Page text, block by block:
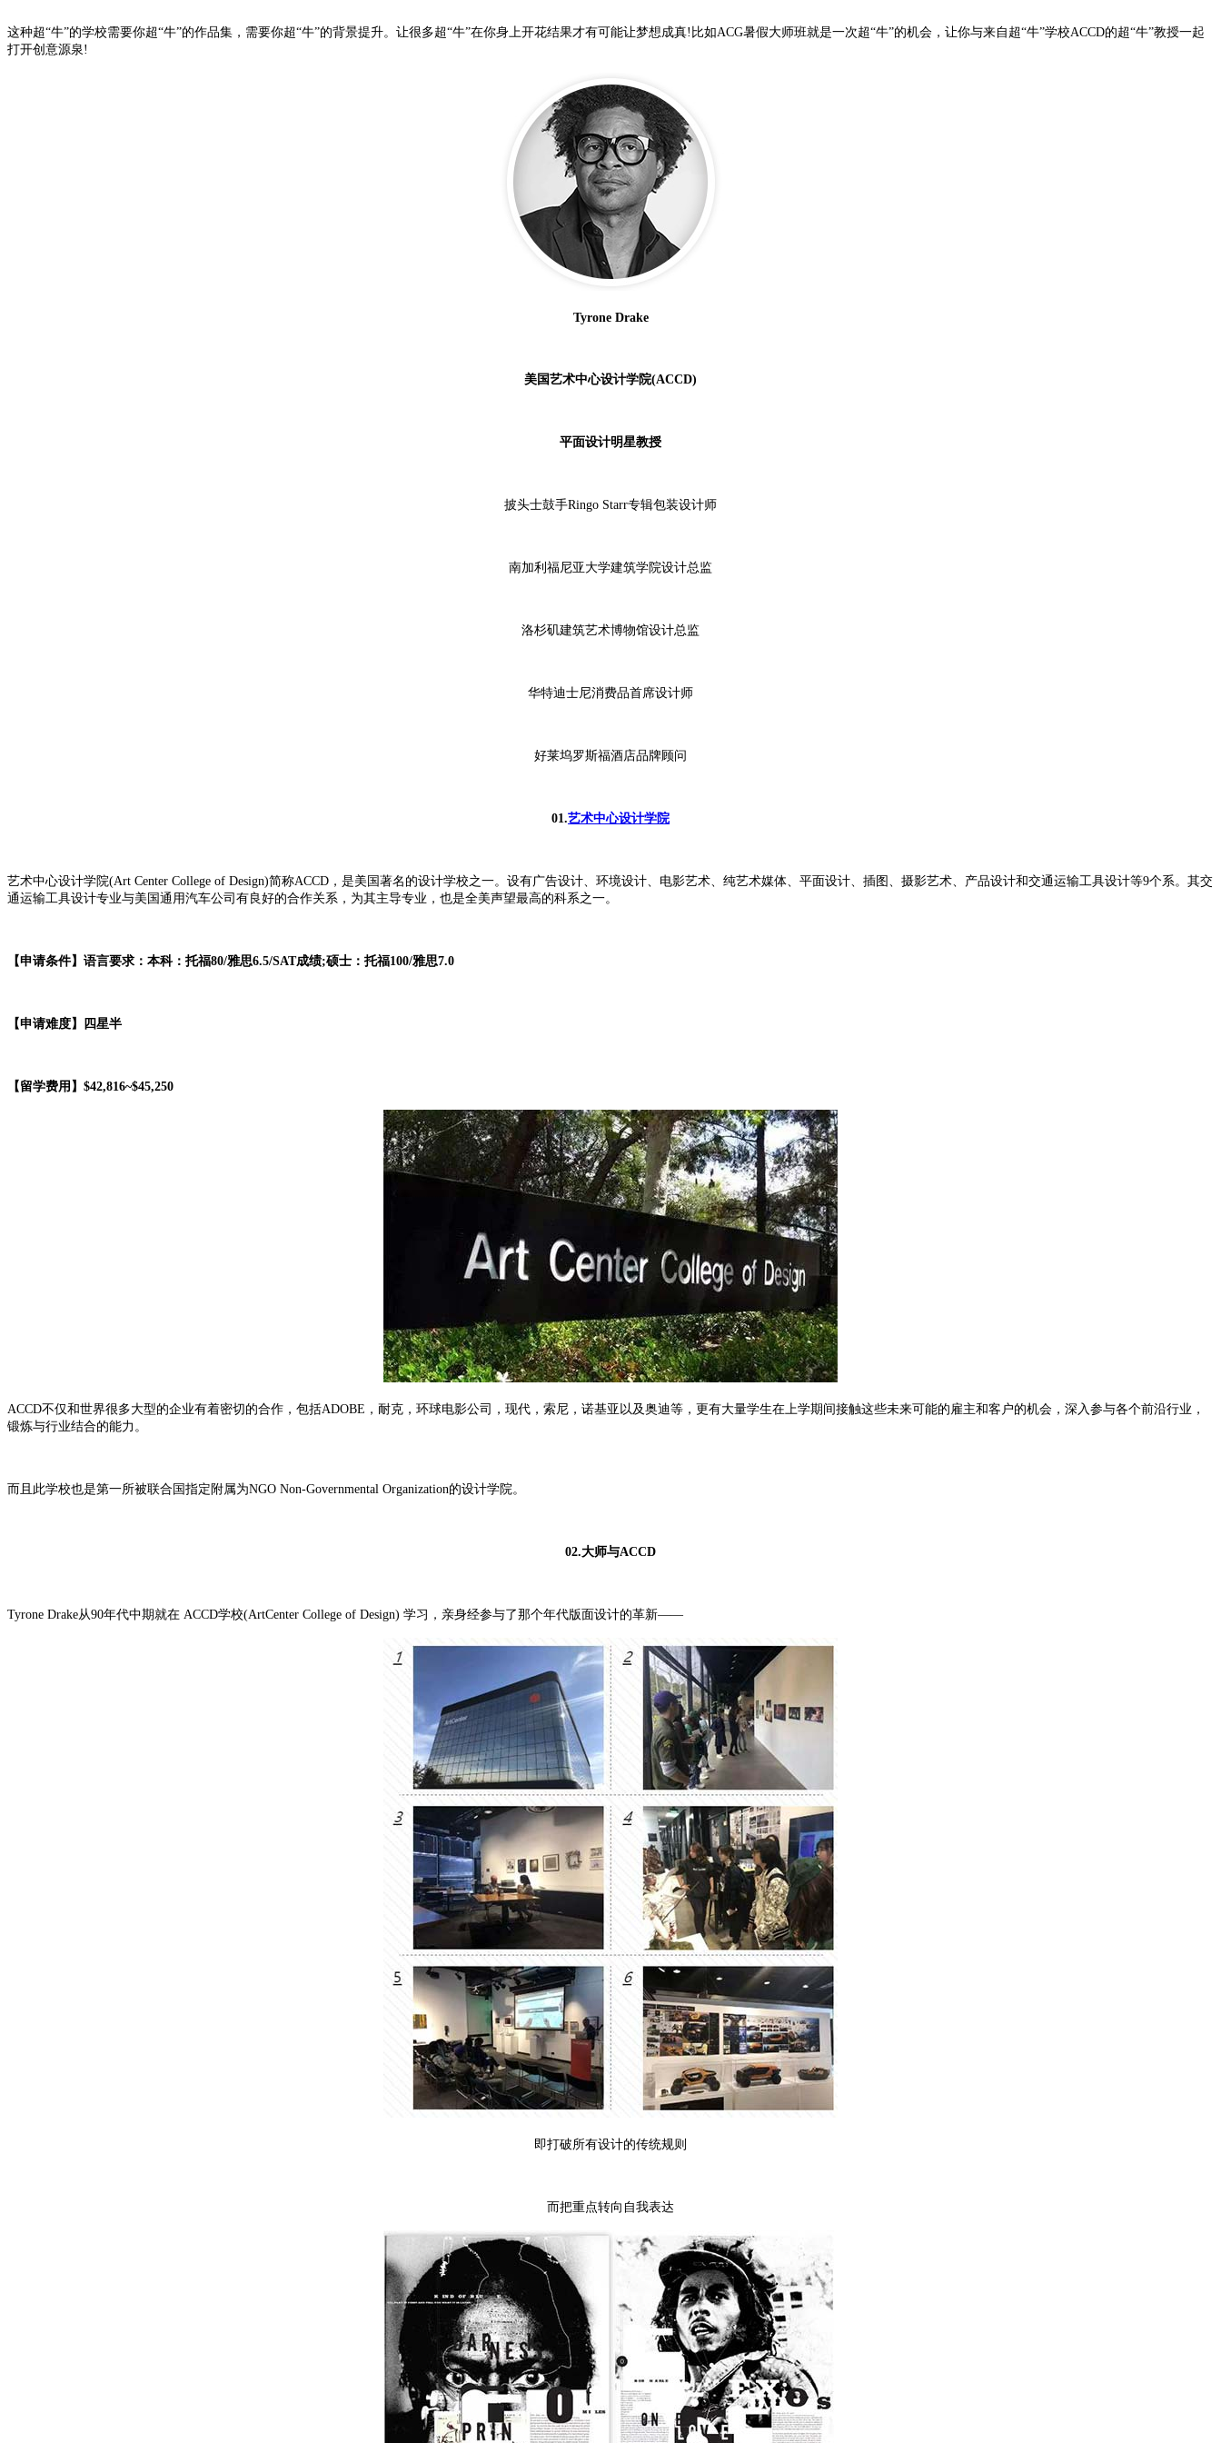
这种超“牛”的学校需要你超“牛”的作品集，需要你超“牛”的背景提升。让很多超“牛”在你身上开花结果才有可能让梦想成真!比如ACG暑假大师班就是一次超“牛”的机会，让你与来自超“牛”学校ACCD的超“牛”教授一起
打开创意源泉!
Tyrone Drake
美国艺术中心设计学院(ACCD)
平面设计明星教授
披头士鼓手Ringo Starr专辑包装设计师
南加利福尼亚大学建筑学院设计总监
洛杉矶建筑艺术博物馆设计总监
华特迪士尼消费品首席设计师
好莱坞罗斯福酒店品牌顾问
01.艺术中心设计学院
艺术中心设计学院(Art Center College of Design)简称ACCD，是美国著名的设计学校之一。设有广告设计、环境设计、电影艺术、纯艺术媒体、平面设计、插图、摄影艺术、产品设计和交通运输工具设计等9个系。其交
通运输工具设计专业与美国通用汽车公司有良好的合作关系，为其主导专业，也是全美声望最高的科系之一。
【申请条件】语言要求：本科：托福80/雅思6.5/SAT成绩;硕士：托福100/雅思7.0
【申请难度】四星半
【留学费用】$42,816~$45,250
ACCD不仅和世界很多大型的企业有着密切的合作，包括ADOBE，耐克，环球电影公司，现代，索尼，诺基亚以及奥迪等，更有大量学生在上学期间接触这些未来可能的雇主和客户的机会，深入参与各个前沿行业，
锻炼与行业结合的能力。
而且此学校也是第一所被联合国指定附属为NGO Non-Governmental Organization的设计学院。
02.大师与ACCD
Tyrone Drake从90年代中期就在 ACCD学校(ArtCenter College of Design) 学习，亲身经参与了那个年代版面设计的革新——
即打破所有设计的传统规则
而把重点转向自我表达